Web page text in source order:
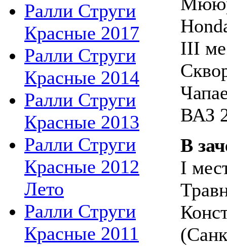
Ралли Струги
Красные 2017
Ралли Струги
Красные 2014
Ралли Струги
Красные 2013
Ралли Струги
Красные 2012
Лето
Ралли Струги
Красные 2011
III
ВАЗ
В
I